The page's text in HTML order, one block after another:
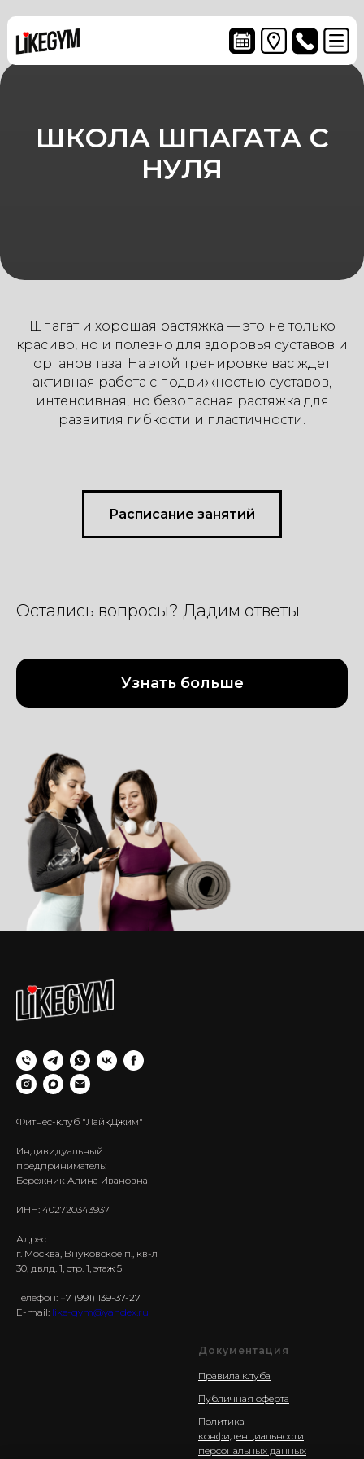
ШКОЛА ШПАГАТА С
НУЛЯ
Шпагат и хорошая растяжка — это не только
красиво, но и полезно для здоровья суставов и
органов таза. На этой тренировке вас ждет
активная работа с подвижностью суставов,
интенсивная, но безопасная растяжка для
развития гибкости и пластичности.
Расписание занятий
Остались вопросы? Дадим ответы
Узнать больше
Фитнес-клуб "ЛайкДжим"
Индивидуальный
предприниматель:
Бережник Алина Ивановна
ИНН: 402720343937
Адрес:
г. Москва, Внуковское п., кв-л
30, двлд. 1, стр. 1, этаж 5
Телефон: +7 (991) 139-37-27
E-mail: like-gym@yandex.ru
Документация
Правила клуба
Публичная оферта
Политика
конфиденциальности
персональных данных